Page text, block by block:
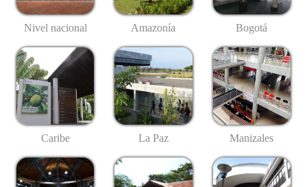
Nivel nacional Amazonía Bogotá
Caribe La Paz Manizales